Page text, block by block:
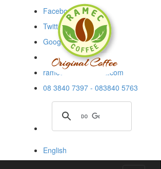
Facebook
Twitter
Google+
Blogspot
rameccoffee@gmail.com
08 3840 7397 - 083840 5763
English